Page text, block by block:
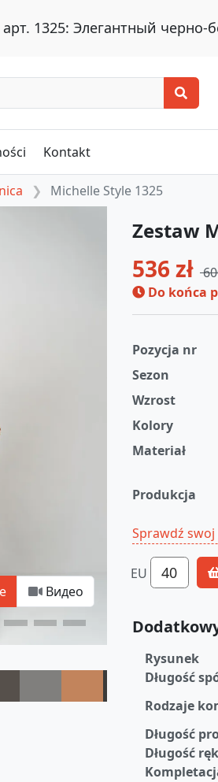
1325: Элегантный черно-
Kontakt
Michelle Style 1325
Видео
Zestaw
536 zł
Do końca
Pozycja nr
Sezon
Wzrost
Kolory
Materiał
Produkcja
Sprawdź
EU 40
Rysunek
Długość
Rodzaje
Długość
Długość